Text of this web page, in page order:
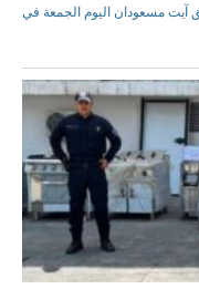
آيت مسعودان اليوم الجمعة في